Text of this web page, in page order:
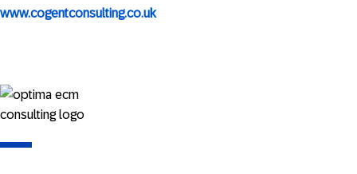
www.cogentconsulting.co.uk